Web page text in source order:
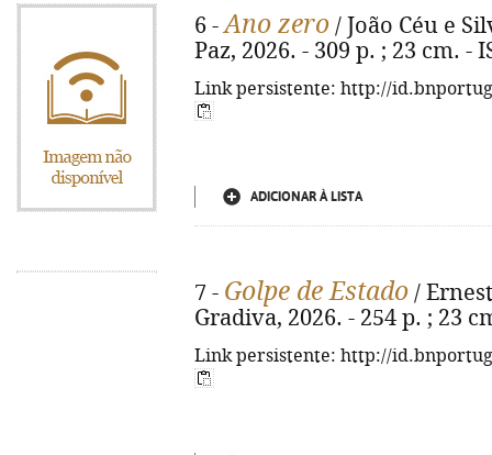
6 -Ano zero / João Céu e
Paz, 2026. - 309 p. ; 23 cm. -
Link persistente: http://
ADICIONAR À LISTA
7 - Golpe de Estado /
Gradiva, 2026. - 254 p. ; 23
Link persistente: http://